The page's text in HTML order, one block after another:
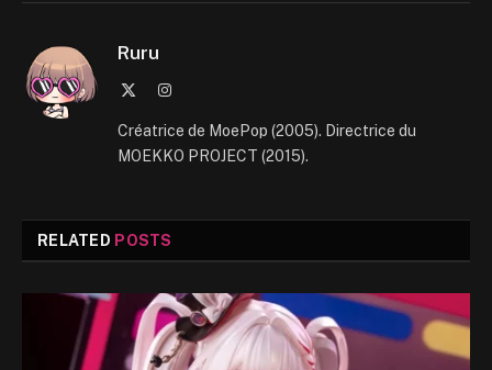
Ruru
Instagram
Créatrice de MoePop (2005). Directrice du
MOEKKO PROJECT (2015).
RELATED POSTS